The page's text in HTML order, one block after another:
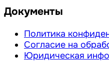
Документы
Политика
Согласие на
Юридическая